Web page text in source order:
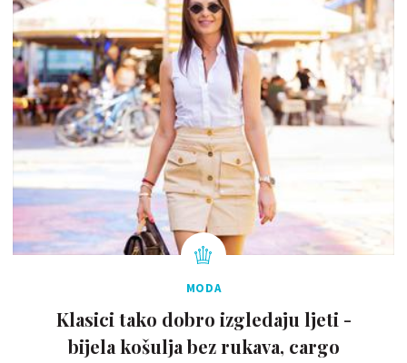
MODA
Klasici tako dobro izgledaju ljeti -
bijela košulja bez rukava, cargo